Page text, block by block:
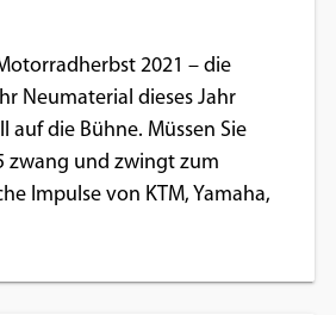
2021 – die
Neumaterial dieses Jahr
auf die Bühne. Müssen Sie
zwang und zwingt zum
Impulse von KTM, Yamaha,